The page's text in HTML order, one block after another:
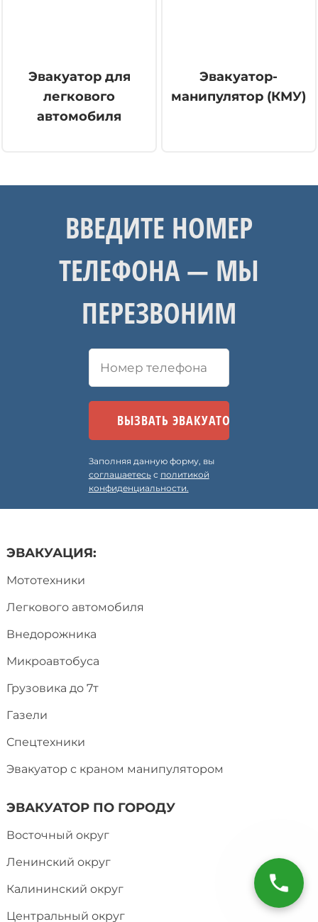
Эвакуатор для
легкового
автомобиля
Эвакуатор-
манипулятор (КМУ)
ВВЕДИТЕ НОМЕР
ТЕЛЕФОНА — МЫ
ПЕРЕЗВОНИМ
Заполняя данную форму, вы
соглашаетесьс политикой
конфиденциальности.
ЭВАКУАЦИЯ:
Мототехники
Легкового автомобиля
Внедорожника
Микроавтобуса
Грузовика до 7т
Газели
Спецтехники
Эвакуатор с краном манипулятором
ЭВАКУАТОР ПО ГОРОДУ
Восточный округ
Ленинский округ
Калининский округ
Центральный округ